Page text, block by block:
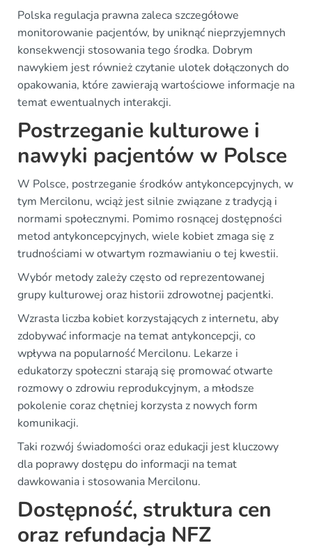
Polska regulacja prawna zaleca szczegółowe
monitorowanie pacjentów, by uniknąć nieprzyjemnych
konsekwencji stosowania tego środka. Dobrym
nawykiem jest również czytanie ulotek dołączonych do
opakowania, które zawierają wartościowe informacje na
temat ewentualnych interakcji.
Postrzeganie kulturowe i
nawyki pacjentów w Polsce
W Polsce, postrzeganie środków antykoncepcyjnych, w
tym Mercilonu, wciąż jest silnie związane z tradycją i
normami społecznymi. Pomimo rosnącej dostępności
metod antykoncepcyjnych, wiele kobiet zmaga się z
trudnościami w otwartym rozmawianiu o tej kwestii.
Wybór metody zależy często od reprezentowanej
grupy kulturowej oraz historii zdrowotnej pacjentki.
Wzrasta liczba kobiet korzystających z internetu, aby
zdobywać informacje na temat antykoncepcji, co
wpływa na popularność Mercilonu. Lekarze i
edukatorzy społeczni starają się promować otwarte
rozmowy o zdrowiu reprodukcyjnym, a młodsze
pokolenie coraz chętniej korzysta z nowych form
komunikacji.
Taki rozwój świadomości oraz edukacji jest kluczowy
dla poprawy dostępu do informacji na temat
dawkowania i stosowania Mercilonu.
Dostępność, struktura cen
oraz refundacja NFZ